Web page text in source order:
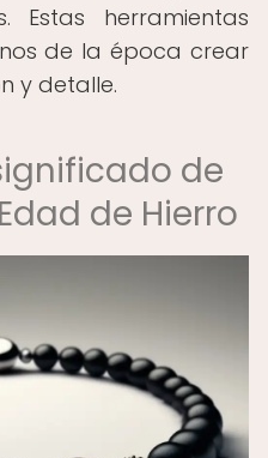
Estas herramientas
de la época crear
y detalle.
de
de Hierro